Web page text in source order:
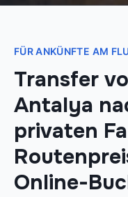
FÜR ANKÜNFTE AM
Transfer
Antalya
privaten
Online-